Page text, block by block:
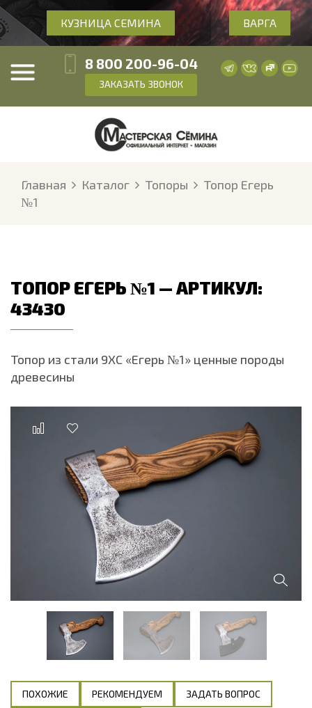
КУЗНИЦА СЕМИНА ВАРГА
8 800 200-96-04
ЗАКАЗАТЬ ЗВОНОК
Главная Каталог Топоры
Топор Егерь
№1
ТОПОР ЕГЕРЬ №1 — АРТИКУЛ:
43430
Топор из стали 9ХС «Егерь №1» ценные породы
древесины
ПОХОЖИЕ РЕКОМЕНДУЕМ ЗАДАТЬ ВОПРОС